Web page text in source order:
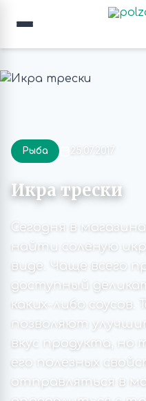
Рыба 25.07.2017
Икра трески
Сегодня в
найти соленую
виде. Чаще всего
доступный
каких-либо соусов.
позволяют
вкус продукта, но
его полезных
отправляться в